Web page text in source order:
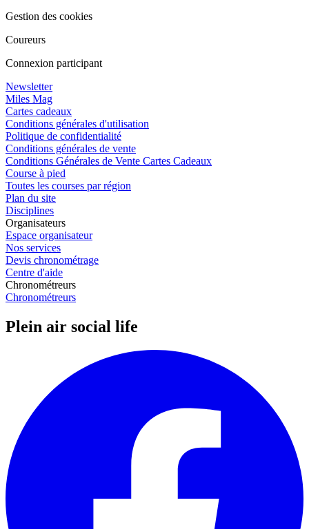
Gestion des cookies
Coureurs
Connexion participant
Newsletter
Miles Mag
Cartes cadeaux
Conditions générales d'utilisation
Politique de confidentialité
Conditions générales de vente
Conditions Générales de Vente Cartes Cadeaux
Course à pied
Toutes les courses par région
Plan du site
Disciplines
Organisateurs
Espace organisateur
Nos services
Devis chronométrage
Centre d'aide
Chronométreurs
Chronométreurs
Plein air social life